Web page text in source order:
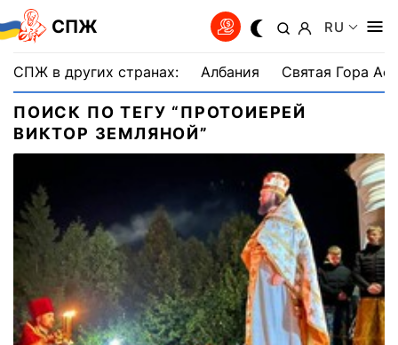
СПЖ RU
СПЖ в других странах: Албания Святая Гора
ПОИСК ПО ТЕГУ “ПРОТОИЕРЕЙ
ВИКТОР ЗЕМЛЯНОЙ”